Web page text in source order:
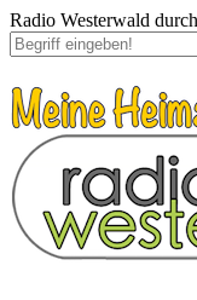
Radio Westerwald